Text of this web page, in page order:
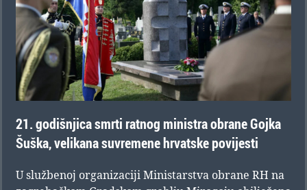
21. godišnjica smrti ratnog ministra obrane Gojka
Šuška, velikana suvremene hrvatske povijesti
U službenoj organizaciji Ministarstva obrane RH na